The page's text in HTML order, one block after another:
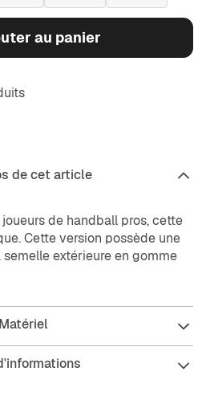
au panier
de cet article
joueurs de handball pros, cette
Cette version possède une
extérieure en gomme
fidèle au modèle rétro.
Matériel